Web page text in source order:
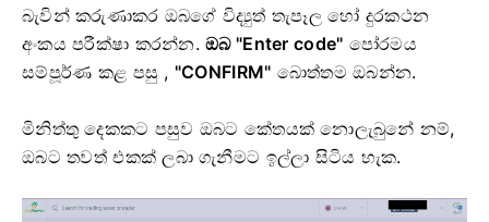
බැවින් කරුණාකර ඔබගේ විද්‍යුත් තැපෑල හෝ දුරකථන
අංකය පරීක්ෂා කරන්න.ඔබ "Enter code" පෝරමය
සම්පූර්ණ කළ පසු , "CONFIRM" බොත්තම ඔබන්න.
මිනිත්තු දෙකකට පසුව ඔබට කේතයක් නොලැබුනේ නම්,
ඔබට තවත් එකක් ලබා ගැනීමට ඉල්ලා සිටිය හැක.